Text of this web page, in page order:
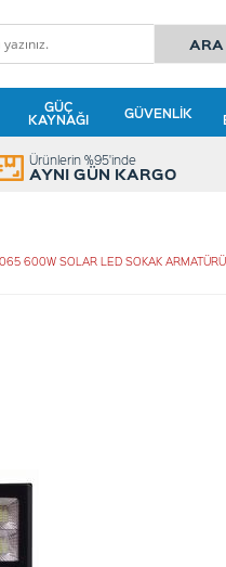
GÜÇ
KAYNAĞI GÜVENLIK
Ürünlerin %95'inde
AYNI GÜN KARGO
600W SOLAR LED SOKAK